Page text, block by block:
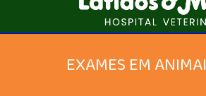
EXAMES EM